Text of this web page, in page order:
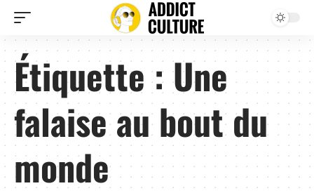
Étiquette :Une
falaise au bout du
monde